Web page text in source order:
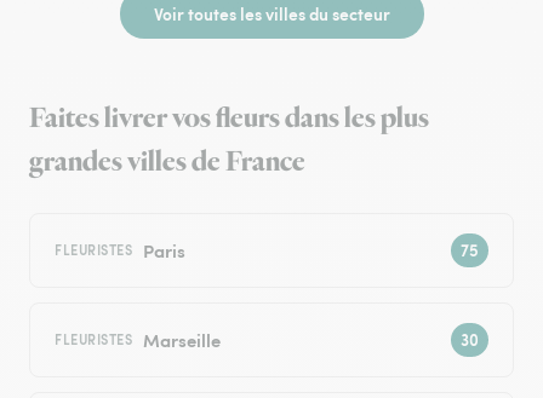
Voir toutes les villes du secteur
Faites livrer vos fleurs dans les plus
grandes villes de France
FLEURISTES Paris
FLEURISTES Marseille